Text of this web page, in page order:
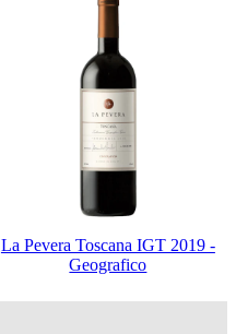
La Pevera Toscana IGT 2019 -
Geografico